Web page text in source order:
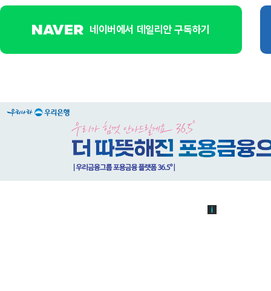
네이버에서 데일리안 구독하기